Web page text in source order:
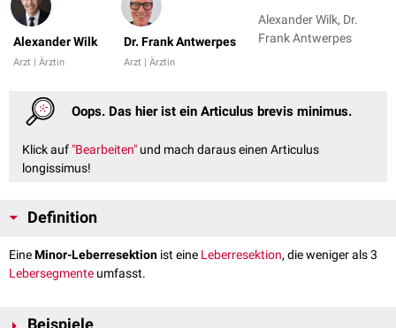
Alexander Wilk
Arzt | Ärztin
Dr. Frank Antwerpes
Arzt | Ärztin
Alexander Wilk, Dr.
Frank Antwerpes
Oops. Das hier ist ein Articulus brevis minimus.
Klick auf "Bearbeiten" und mach daraus einen Articulus
longissimus!
Definition
EineMinor-Leberresektion ist eine Leberresektion, die weniger als 3
Lebersegmente umfasst.
Beispiele